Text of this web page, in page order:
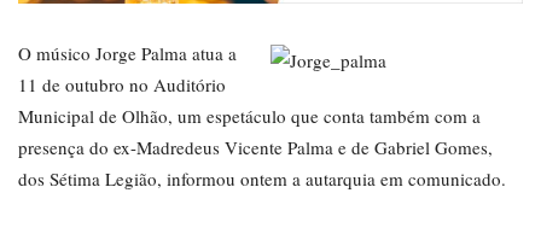
O músico Jorge Palma atua a
11 de outubro no Auditório
Municipal de Olhão, um espetáculo que conta também com a
presença do ex-Madredeus Vicente Palma e de Gabriel Gomes,
dos Sétima Legião, informou ontem a autarquia em comunicado.